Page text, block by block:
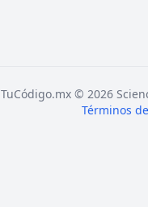
TuCódigo.mx © 2026
Términos